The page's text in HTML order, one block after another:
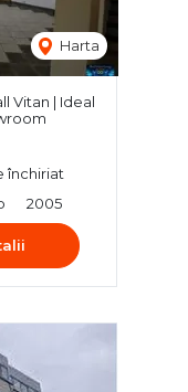
Harta
Vitan | Ideal
închiriat
2005